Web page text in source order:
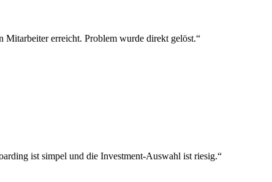
Mitarbeiter erreicht. Problem wurde direkt gelöst.“
ist simpel und die Investment-Auswahl ist riesig.“